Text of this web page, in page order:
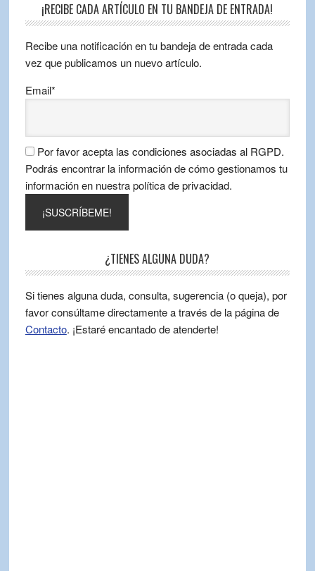
¡RECIBE CADA ARTÍCULO EN TU BANDEJA DE ENTRADA!
Recibe una notificación en tu bandeja de entrada cada
vez que publicamos un nuevo artículo.
Email*
Por favor acepta las condiciones asociadas al RGPD.
Podrás encontrar la información de cómo gestionamos tu
información en nuestra política de privacidad.
¿TIENES ALGUNA DUDA?
Si tienes alguna duda, consulta, sugerencia (o queja), por
favor consúltame directamente a través de la página de
Contacto. ¡Estaré encantado de atenderte!